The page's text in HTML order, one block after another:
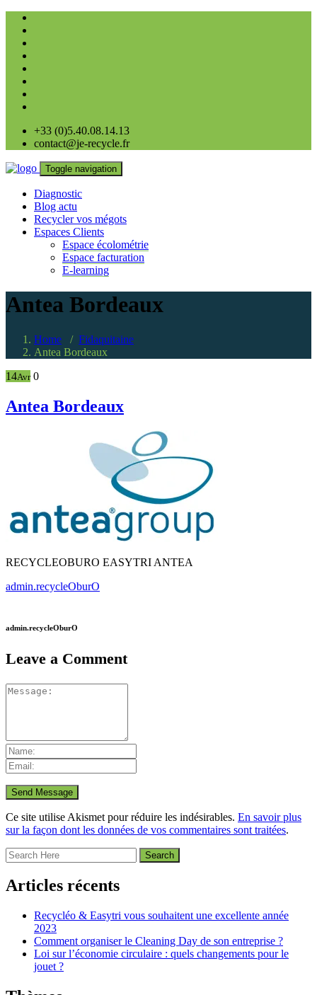
+33 (0)5.40.08.14.13
contact@je-recycle.fr
Toggle navigation
Diagnostic
Blog actu
Recycler vos mégots
Espaces Clients
Espace écolométrie
Espace facturation
E-learning
Antea Bordeaux
Home / Fidaquitaine
Antea Bordeaux
14Avr 0
Antea Bordeaux
RECYCLEOBURO EASYTRI ANTEA
admin.recycleOburO
admin.recycleOburO
Leave a Comment
Ce site utilise Akismet pour réduire les indésirables. En savoir plus
sur la façon dont les données de vos commentaires sont traitées.
Articles récents
Recycléo & Easytri vous souhaitent une excellente année
2023
Comment organiser le Cleaning Day de son entreprise ?
Loi sur l’économie circulaire : quels changements pour le
jouet ?